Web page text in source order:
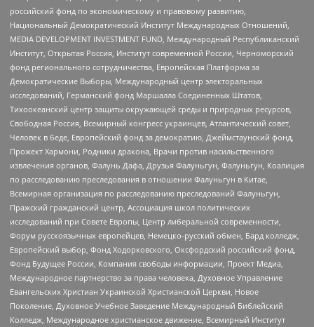
российский фонд по экономическому и правовому развитию,
Национальный Демократический Институт Международных Отношений,
MEDIA DEVELOPMENT INVESTMENT FUND, Международный Республиканский
Институт, Открытая Россия, Институт современной России, Черноморский
фонд регионального сотрудничества, Европейская Платформа за
Демократические Выборы, Международный центр электоральных
исследований, Германский фонд Маршалла Соединенных Штатов,
Тихоокеанский центр защиты окружающей среды и природных ресурсов,
Свободная Россия, Всемирный конгресс украинцев, Атлантический совет,
Человек в беде, Европейский фонд за демократию, Джеймстаунский фонд,
Прожект Хармони, Родники дракона, Врачи против насильственного
извлечения органов, Фалунь Дафа, Друзья Фалуньгун, Фалуньгун, Коалиция
по расследованию преследования в отношении Фалуньгун в Китае,
Всемирная организация по расследованию преследований Фалуньгун,
Пражский гражданский центр, Ассоциация школ политических
исследований при Совете Европы, Центр либеральной современности,
Форум русскоязычных европейцев, Немецко-русский обмен, Бард колледж,
Европейский выбор, Фонд Ходорковского, Оксфордский российский фонд,
Фонд Будущее России, Компания свободы информации, Проект Медиа,
Международное партнерство за права человека, Духовное Управление
Евангельских Христиан Украинской Христианской Церкви, Новое
Поколение, Духовное Учебное Заведение Международный Библейский
Колледж, Международное христианское движение, Всемирный Институт